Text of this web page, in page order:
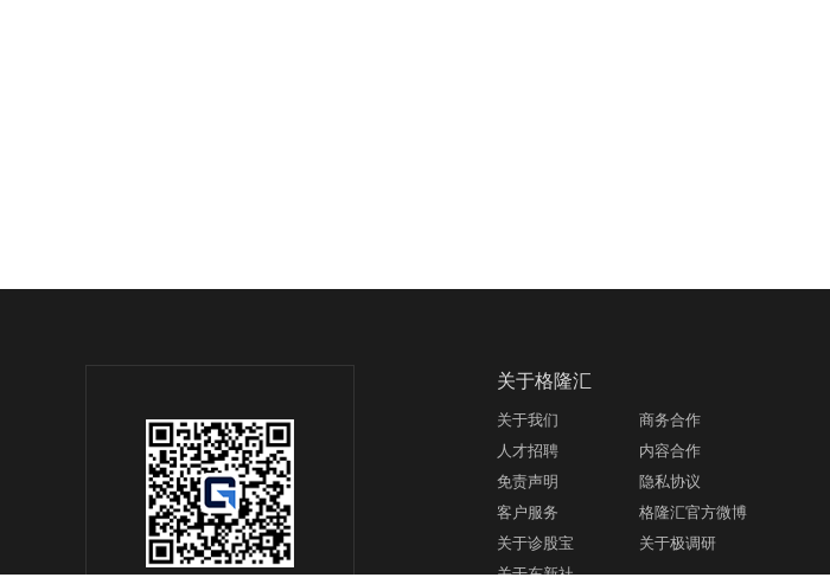
关于格隆汇
关于我们
商务合作
人才招聘
内容合作
免责声明
隐私协议
客户服务
格隆汇官方微博
关于诊股宝
关于极调研
关于东新社